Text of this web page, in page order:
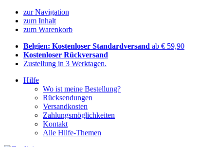
zur Navigation
zum Inhalt
zum Warenkorb
Belgien: Kostenloser Standardversand ab € 59,90
Kostenloser Rückversand
Zustellung in 3 Werktagen.
Hilfe
Wo ist meine Bestellung?
Rücksendungen
Versandkosten
Zahlungsmöglichkeiten
Kontakt
Alle Hilfe-Themen